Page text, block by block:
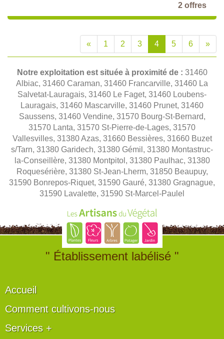
2 offres
« 1 2 3 4 5 6 »
Notre exploitation est située à proximité de : 31460
Albiac, 31460 Caraman, 31460 Francarville, 31460 La
Salvetat-Lauragais, 31460 Le Faget, 31460 Loubens-
Lauragais, 31460 Mascarville, 31460 Prunet, 31460
Saussens, 31460 Vendine, 31570 Bourg-St-Bernard,
31570 Lanta, 31570 St-Pierre-de-Lages, 31570
Vallesvilles, 31380 Azas, 31660 Bessières, 31660 Buzet
s/Tarn, 31380 Garidech, 31380 Gémil, 31380 Montastruc-
la-Conseillère, 31380 Montpitol, 31380 Paulhac, 31380
Roquesérière, 31380 St-Jean-Lherm, 31850 Beaupuy,
31590 Bonrepos-Riquet, 31590 Gauré, 31380 Gragnague,
31590 Lavalette, 31590 St-Marcel-Paulel
" Établissement labélisé "
Accueil
Comment cultivons-nous
Services +